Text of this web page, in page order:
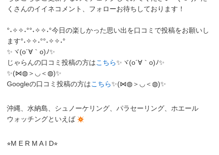
くさんのイイネコメント、フォローお待ちしております！
°˖✧✧˖°°˖✧✧˖°今日の楽しかった思い出を口コミで投稿をお願いし
ます°˖✧✧˖°°˖✧✧˖°
✨ヾ(o´∀｀o)ﾉ✨
じゃらんの口コミ投稿の方はこちら✨ヾ(o´∀｀o)ﾉ✨
✨(⋈◍＞◡＜◍)✨
Googleの口コミ投稿の方はこちら✨(⋈◍＞◡＜◍)✨
沖縄、水納島、シュノーケリング、パラセーリング、ホエール
ウォッチングといえば
⭐︎M E R M A I D⭐︎